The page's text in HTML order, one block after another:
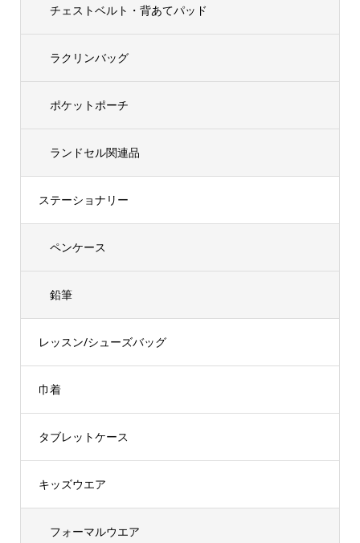
チェストベルト・背あてパッド
ラクリンバッグ
ポケットポーチ
ランドセル関連品
ステーショナリー
ペンケース
鉛筆
レッスン/シューズバッグ
巾着
タブレットケース
キッズウエア
フォーマルウエア